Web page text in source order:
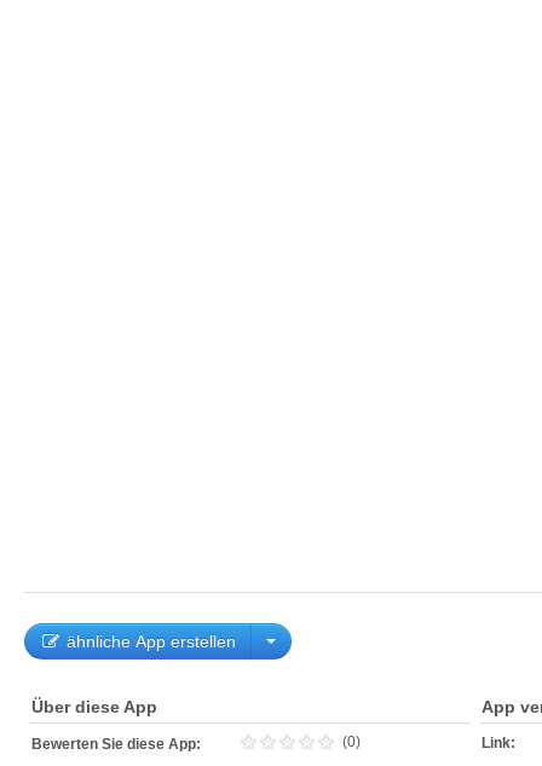
ähnliche App erstellen
Über diese App
Bewerten Sie diese App: (0)
App
Link: